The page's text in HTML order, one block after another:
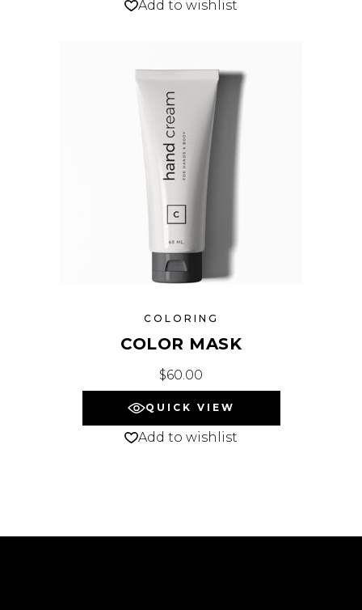
Add to wishlist
COLORING
COLOR MASK
$60.00
QUICK VIEW
Add to wishlist